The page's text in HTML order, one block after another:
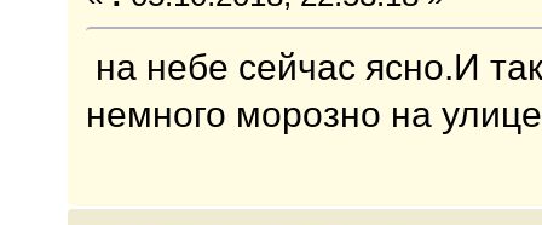
на небе сейчас ясно.И
немного морозно на